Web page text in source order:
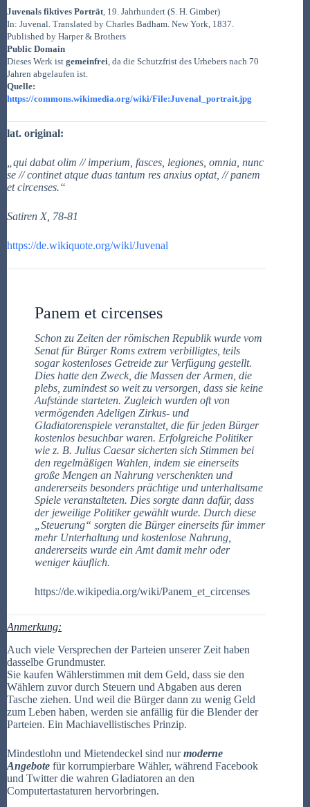
Juvenals fiktives Porträt , 19. Jahrhundert (S. H. Gimber)
In: Juvenal. Translated by Charles Badham. New York, 1837.
Published by Harper & Brothers
Public Domain
Dieses Werk ist gemeinfrei , da die Schutzfrist des Urhebers nach 70
Jahren abgelaufen ist.
Quelle:
https://commons.wikimedia.org/wiki/File:Juvenal_portrait.jpg
lat. original:
„qui dabat olim // imperium, fasces, legiones, omnia, nunc
se // continet atque duas tantum res anxius optat, // panem
et circenses.“
Satiren X, 78-81
https://de.wikiquote.org/wiki/Juvenal
Panem et circenses
Schon zu Zeiten der römischen Republik wurde vom
Senat für Bürger Roms extrem verbilligtes, teils
sogar kostenloses Getreide zur Verfügung gestellt.
Dies hatte den Zweck, die Massen der Armen, die
plebs, zumindest so weit zu versorgen, dass sie keine
Aufstände starteten. Zugleich wurden oft von
vermögenden Adeligen Zirkus- und
Gladiatorenspiele veranstaltet, die für jeden Bürger
kostenlos besuchbar waren. Erfolgreiche Politiker
wie z. B. Julius Caesar sicherten sich Stimmen bei
den regelmäßigen Wahlen, indem sie einerseits
große Mengen an Nahrung verschenkten und
andererseits besonders prächtige und unterhaltsame
Spiele veranstalteten. Dies sorgte dann dafür, dass
der jeweilige Politiker gewählt wurde. Durch diese
„Steuerung“ sorgten die Bürger einerseits für immer
mehr Unterhaltung und kostenlose Nahrung,
andererseits wurde ein Amt damit mehr oder
weniger käuflich.
https://de.wikipedia.org/wiki/Panem_et_circenses
Anmerkung:
Auch viele Versprechen der Parteien unserer Zeit haben
dasselbe Grundmuster.
Sie kaufen Wählerstimmen mit dem Geld, dass sie den
Wählern zuvor durch Steuern und Abgaben aus deren
Tasche ziehen. Und weil die Bürger dann zu wenig Geld
zum Leben haben, werden sie anfällig für die Blender der
Parteien. Ein Machiavellistisches Prinzip.
Mindestlohn und Mietendeckel sind nurmoderne
Angebote für korrumpierbare Wähler, während Facebook
und Twitter die wahren Gladiatoren an den
Computertastaturen hervorbringen.